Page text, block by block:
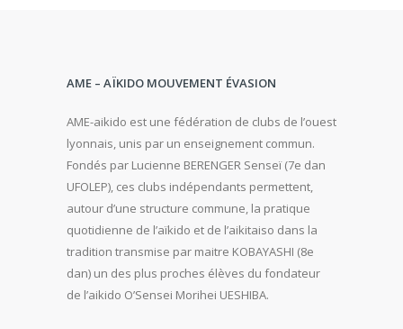
AME – AÏKIDO MOUVEMENT ÉVASION
AME-aikido est une fédération de clubs de l’ouest
lyonnais, unis par un enseignement commun.
Fondés par Lucienne BERENGER Senseï (7e dan
UFOLEP), ces clubs indépendants permettent,
autour d’une structure commune, la pratique
quotidienne de l’aïkido et de l’aikitaiso dans la
tradition transmise par maitre KOBAYASHI (8e
dan) un des plus proches élèves du fondateur
de l’aikido O’Sensei Morihei UESHIBA.